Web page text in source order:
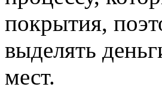
покрытия,
выделять
мест.